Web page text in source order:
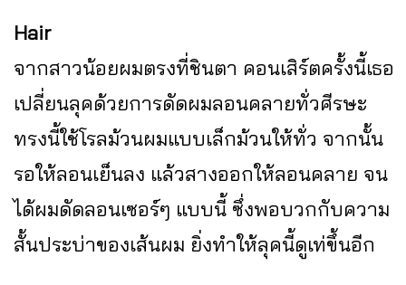
Hair
จากสาวน้อยผมตรงที่ชินตา คอนเสิร์ตครั้งนี้เธอ
เปลี่ยนลุคด้วยการดัดผมลอนคลายทั่วศีรษะ
ทรงนี้ใช้โรลม้วนผมแบบเล็กม้วนให้ทั่ว จากนั้น
รอให้ลอนเย็นลง แล้วสางออกให้ลอนคลาย จน
ได้ผมดัดลอนเซอร์ๆ แบบนี้ ซึ่งพอบวกกับความ
สั้นประบ่าของเส้นผม ยิ่งทำให้ลุคนี้ดูเท่ขึ้นอีก